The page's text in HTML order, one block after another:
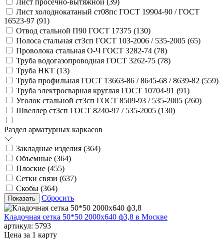
Лист холоднокатаный ст08пс ГОСТ 19904-90 / ГОСТ
16523-97 (91)
Отвод стальной П90 ГОСТ 17375 (130)
Полоса стальная ст3сп ГОСТ 103-2006 / 535-2005 (65)
Проволока стальная О-Ч ГОСТ 3282-74 (78)
Труба водогазопроводная ГОСТ 3262-75 (78)
Труба НКТ (13)
Труба профильная ГОСТ 13663-86 / 8645-68 / 8639-82 (559)
Труба электросварная круглая ГОСТ 10704-91 (91)
Уголок стальной ст3сп ГОСТ 8509-93 / 535-2005 (260)
Швеллер ст3сп ГОСТ 8240-97 / 535-2005 (130)
Раздел арматурных каркасов
Закладные изделия (364)
Объемные (364)
Плоские (455)
Сетки связи (637)
Скобы (364)
Сбросить
Кладочная сетка 50*50 2000х640 ф3,8 в Москве
артикул: 5793
Цена за 1 карту